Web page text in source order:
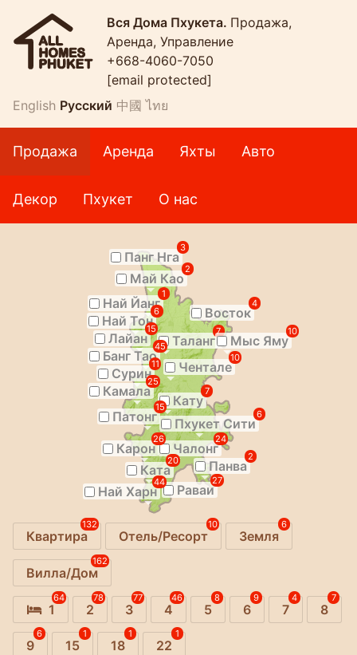
Вся Дома Пхукета. Продажа,
Аренда, Управление
+668-4060-7050
[email protected]
English Русский 中國 ไทย
Продажа Аренда Яхты Авто
Декор Пхукет О нас
Панг Нга
3
Май Као
2
Най Йанг
1
Восток
4
Най Тон
6
Лайан
15
Таланг
7
Банг Тао
45 Мыс Яму
10
Чентале
10
Сурин
11
Камала
25
Кату
7
Патонг
15
Пхукет Сити
6
Чалонг
24
Карон
26
Панва
2
Ката
20
Раваи
27
Най Харн
44
Квартира
132
Отель/Ресорт
10
Земля
6
Вилла/Дом
162
1
64
2
78
3
77
4
46
5
8
6
9
7
4
8
7
9
6
15
1
18
1
22
1